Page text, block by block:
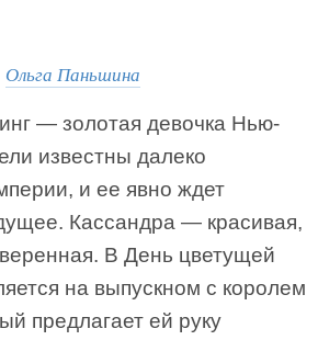
Ольга Паньшина
— золотая девочка Нью-
известны далеко
и ее явно ждет
Кассандра — красивая,
В День цветущей
на выпускном с королем
предлагает ей руку